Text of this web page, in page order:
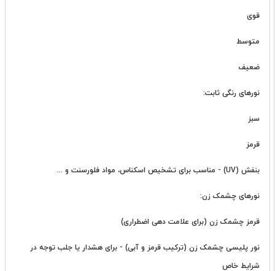
قوی
متوسط
ضعیف
نورهای رنگی ثابت:
سبز
قرمز
بنفش (UV) - مناسب برای تشخیص اسکناس، مواد فلورسنت و ...
نورهای چشمک زن:
قرمز چشمک زن (برای علامت دهی اضطراری)
نور پلیسی چشمک زن (ترکیب قرمز و آبی) - برای هشدار یا جلب توجه در
شرایط خاص